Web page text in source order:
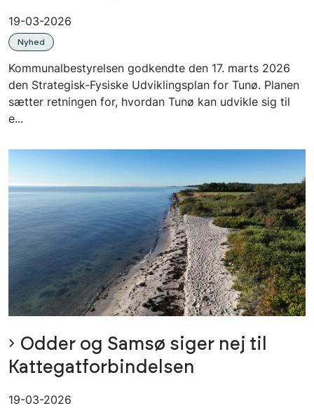
19-03-2026
Nyhed
Kommunalbestyrelsen godkendte den 17. marts 2026
den Strategisk-Fysiske Udviklingsplan for Tunø. Planen
sætter retningen for, hvordan Tunø kan udvikle sig til
e...
Odder og Samsø siger nej til
Kattegatforbindelsen
19-03-2026